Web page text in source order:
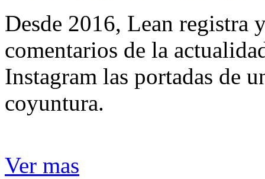
Desde 2016, Lean registra
comentarios de la
Instagram las portadas de
coyuntura.
Ver mas